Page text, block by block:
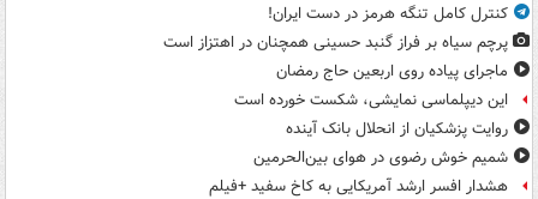
کنترل کامل تنگه هرمز در دست ایران!
پرچم سیاه بر فراز گنبد حسینی همچنان در اهتزاز است
ماجرای پیاده روی اربعین حاج رمضان
این دیپلماسی نمایشی، شکست خورده است
روایت پزشکیان از انحلال بانک آینده
شمیم خوش رضوی در هوای بین‌الحرمین
هشدار افسر ارشد آمریکایی به کاخ سفید +فیلم